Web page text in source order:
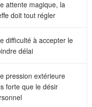
attente magique, la
doit tout régler
difficulté à accepter le
délai
pression extérieure
forte que le désir